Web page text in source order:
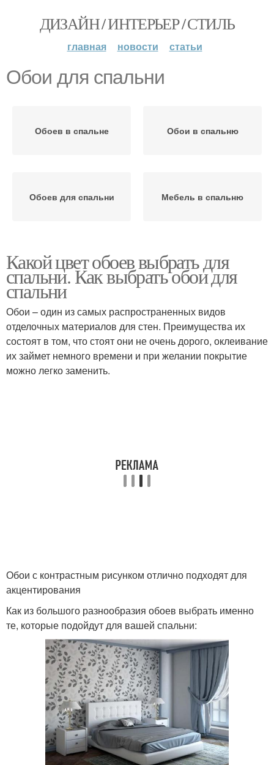
ДИЗАЙН / ИНТЕРЬЕР / СТИЛЬ
главная новости статьи
Обои для спальни
Обоев в спальне Обои в спальню
Обоев для спальни Мебель в спальню
Какой цвет обоев выбрать для
спальни. Как выбрать обои для
спальни
Обои – один из самых распространенных видов
отделочных материалов для стен. Преимущества их
состоят в том, что стоят они не очень дорого, оклеивание
их займет немного времени и при желании покрытие
можно легко заменить.
Обои с контрастным рисунком отлично подходят для
акцентирования
Как из большого разнообразия обоев выбрать именно
те, которые подойдут для вашей спальни: